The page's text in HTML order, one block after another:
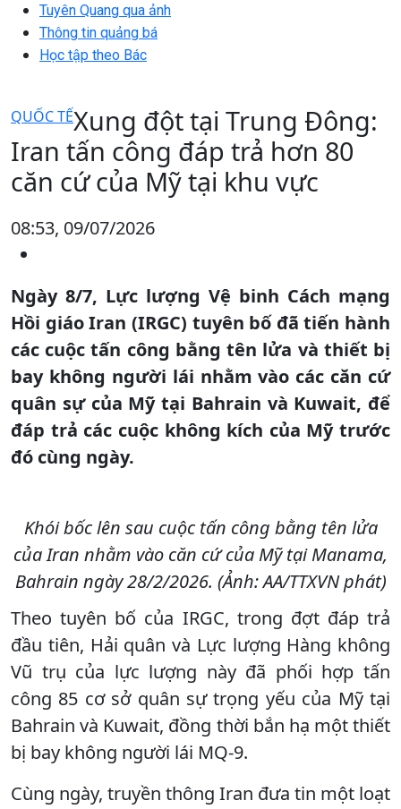
Tuyên Quang qua ảnh
Thông tin quảng bá
Học tập theo Bác
QUỐC TẾXung đột tại Trung Đông:
Iran tấn công đáp trả hơn 80
căn cứ của Mỹ tại khu vực
08:53, 09/07/2026
Ngày 8/7, Lực lượng Vệ binh Cách mạng
Hồi giáo Iran (IRGC) tuyên bố đã tiến hành
các cuộc tấn công bằng tên lửa và thiết bị
bay không người lái nhằm vào các căn cứ
quân sự của Mỹ tại Bahrain và Kuwait, để
đáp trả các cuộc không kích của Mỹ trước
đó cùng ngày.
Khói bốc lên sau cuộc tấn công bằng tên lửa
của Iran nhằm vào căn cứ của Mỹ tại Manama,
Bahrain ngày 28/2/2026. (Ảnh: AA/TTXVN phát)
Theo tuyên bố của IRGC, trong đợt đáp trả
đầu tiên, Hải quân và Lực lượng Hàng không
Vũ trụ của lực lượng này đã phối hợp tấn
công 85 cơ sở quân sự trọng yếu của Mỹ tại
Bahrain và Kuwait, đồng thời bắn hạ một thiết
bị bay không người lái MQ-9.
Cùng ngày, truyền thông Iran đưa tin một loạt